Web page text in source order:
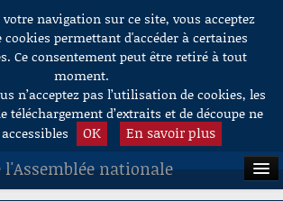
navigation sur ce site, vous acceptez
permettant d'accéder à certaines
Ce consentement peut être retiré à tout
moment.
n’acceptez pas l’utilisation de cookies, les
d’extraits et de découpe ne
OK En savoir plus
nationale